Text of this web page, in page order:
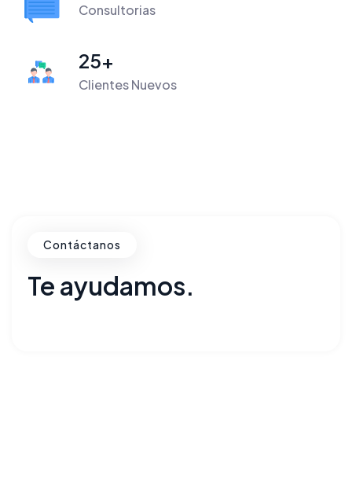
Consultorias
25+
Clientes Nuevos
Contáctanos
Te ayudamos.